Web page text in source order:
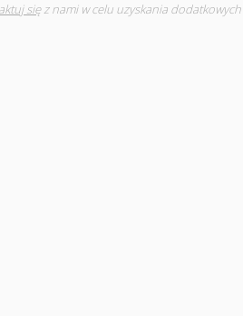
sięz nami w celu uzyskania